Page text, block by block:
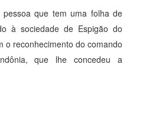
que tem uma folha de
à sociedade de Espigão do
o reconhecimento do comando
que lhe concedeu a